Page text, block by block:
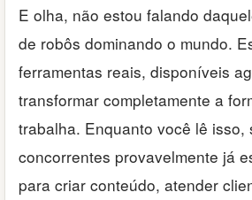
E olha, não estou falando
de robôs dominando o mundo.
ferramentas reais, disponíveis
transformar completamente a
trabalha. Enquanto você lê isso,
concorrentes provavelmente já
para criar conteúdo, atender